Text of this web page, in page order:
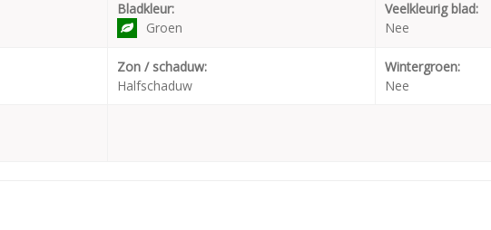
Bladkleur:
Groen
Veelkleurig blad:
Nee
Zon / schaduw:
Halfschaduw
Wintergroen:
Nee